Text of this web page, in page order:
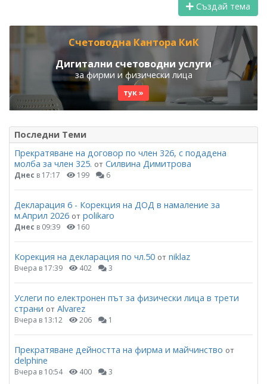
Създай тема
Счетоводна Кантора КиК
Дигитални счетоводни услуги
за фирми и физически лица
тук »
Последни Теми
Прекратяване на договор по член 326, с подадена
молба за член 325. от Силвина Димитрова
Днес в 17:17 199 6
Декларация 6 - Корекция на ДОД в намаление за
м.Април 2026 от polikaro
Днес в 09:39 160
Корекция на декларация по чл.50 от niklaz
Вчера в 17:39 402 3
Услеги по електронен път за физически лица в трети
страни от Alvarez
Вчера в 13:12 206 1
Прекратяване дейността на фирма и майчинство от
delphine
Вчера в 10:54 400 3